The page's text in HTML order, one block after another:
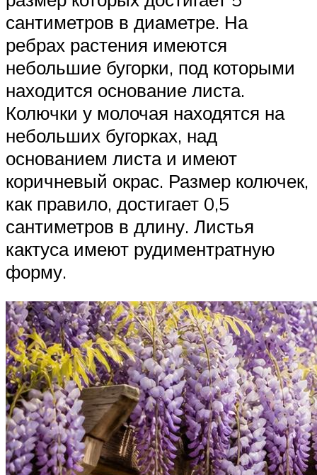
сантиметров в диаметре. На
ребрах растения имеются
небольшие бугорки, под которыми
находится основание листа.
Колючки у молочая находятся на
небольших бугорках, над
основанием листа и имеют
коричневый окрас. Размер колючек,
как правило, достигает 0,5
сантиметров в длину. Листья
кактуса имеют рудиментратную
форму.